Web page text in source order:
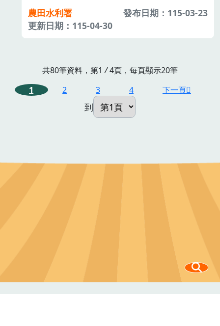
農田水利署
發布日期：115-03-23
更新日期：115-04-30
共80筆資料，第1 /4頁，每頁顯示20筆
1
2 3 4 下一頁
到